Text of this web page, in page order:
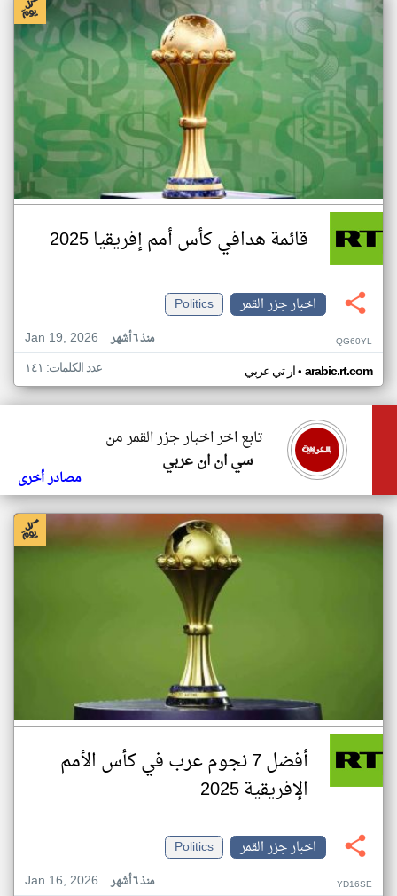
قائمة هدافي كأس أمم إفريقيا 2025
اخبار جزر القمر
Politics
Jan 19, 2026
منذ ٦ أشهر QG60YL
ار تي عربي• arabic.rt.com عدد الكلمات: ١٤١
تابع اخر اخبار جزر القمر من
سي ان ان عربي
مصادر أخرى
أفضل 7 نجوم عرب في كأس الأمم
الإفريقية 2025
اخبار جزر القمر
Politics
Jan 16, 2026
منذ ٦ أشهر YD16SE